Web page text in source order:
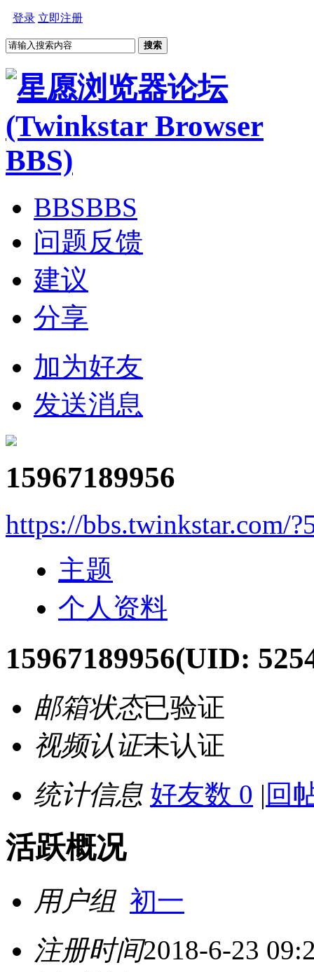
登录 立即注册
搜索
BBSBBS
问题反馈
建议
分享
加为好友
发送消息
15967189956
https://bbs.twinkstar.com/
主题
个人资料
15967189956(UID:
邮箱状态已验证
视频认证未认证
统计信息 好友数 0 | 回
活跃概况
用户组 初一
注册时间2018-6-23